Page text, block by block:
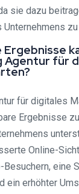
sie dazu
Ergebnisse
Agentur für
für digitales
Ergebnisse
Online-
eine
ein erhöhter